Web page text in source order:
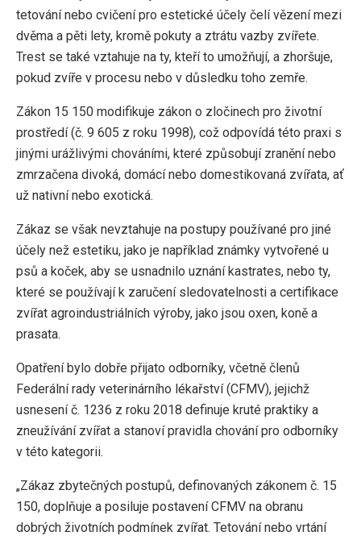
tetování nebo cvičení pro estetické účely čelí vězení mezi
dvěma a pěti lety, kromě pokuty a ztrátu vazby zvířete.
Trest se také vztahuje na ty, kteří to umožňují, a zhoršuje,
pokud zvíře v procesu nebo v důsledku toho zemře.
Zákon 15 150 modifikuje zákon o zločinech pro životní
prostředí (č. 9 605 z roku 1998), což odpovídá této praxi s
jinými urážlivými chováními, které způsobují zranění nebo
zmrzačena divoká, domácí nebo domestikovaná zvířata, ať
už nativní nebo exotická.
Zákaz se však nevztahuje na postupy používané pro jiné
účely než estetiku, jako je například známky vytvořené u
psů a koček, aby se usnadnilo uznání kastrates, nebo ty,
které se používají k zaručení sledovatelnosti a certifikace
zvířat agroindustriálních výroby, jako jsou oxen, koně a
prasata.
Opatření bylo dobře přijato odborníky, včetně členů
Federální rady veterinárního lékařství (CFMV), jejichž
usnesení č. 1236 z roku 2018 definuje kruté praktiky a
zneužívání zvířat a stanoví pravidla chování pro odborníky
v této kategorii.
„Zákaz zbytečných postupů, definovaných zákonem č. 15
150, doplňuje a posiluje postavení CFMV na obranu
dobrých životních podmínek zvířat. Tetování nebo vrtání